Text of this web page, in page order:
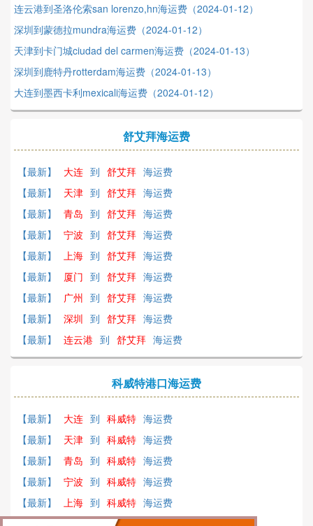
连云港到圣洛伦索san lorenzo,hn海运费（2024-01-12）
深圳到蒙德拉mundra海运费（2024-01-12）
天津到卡门城ciudad del carmen海运费（2024-01-13）
深圳到鹿特丹rotterdam海运费（2024-01-13）
大连到墨西卡利mexicali海运费（2024-01-12）
舒艾拜海运费
【最新】 大连 到 舒艾拜 海运费
【最新】
天津 到 舒艾拜 海运费
【最新】
青岛 到 舒艾拜 海运费
【最新】
宁波 到 舒艾拜 海运费
【最新】
上海 到 舒艾拜 海运费
【最新】
厦门 到 舒艾拜 海运费
【最新】
广州 到 舒艾拜 海运费
【最新】
深圳 到 舒艾拜 海运费
【最新】
连云港 到 舒艾拜 海运费
科威特港口海运费
【最新】 大连 到 科威特 海运费
【最新】
天津 到 科威特 海运费
【最新】
青岛 到 科威特 海运费
【最新】
宁波 到 科威特 海运费
【最新】
上海 到 科威特 海运费
【最新】 厦门 到 科威特 海运费